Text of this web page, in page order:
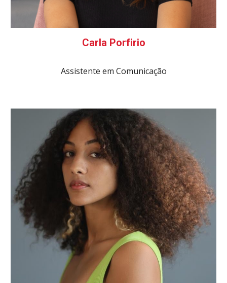
Carla Porfirio
Assistente em Comunicação